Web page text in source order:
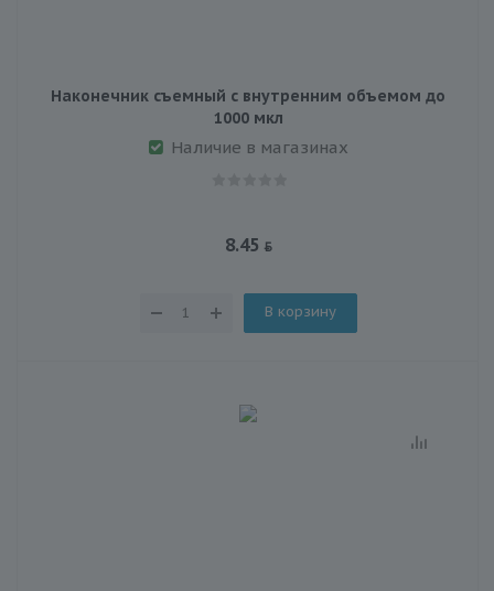
Наконечник съемный с внутренним объемом до
1000 мкл
Наличие в магазинах
8.45
В корзину